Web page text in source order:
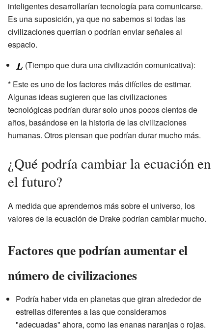
inteligentes desarrollarían tecnología para comunicarse.
Es una suposición, ya que no sabemos si todas las
civilizaciones querrían o podrían enviar señales al
espacio.
(Tiempo que dura una civilización comunicativa):
* Este es uno de los factores más difíciles de estimar.
Algunas ideas sugieren que las civilizaciones
tecnológicas podrían durar solo unos pocos cientos de
años, basándose en la historia de las civilizaciones
humanas. Otros piensan que podrían durar mucho más.
¿Qué podría cambiar la ecuación en
el futuro?
A medida que aprendemos más sobre el universo, los
valores de la ecuación de Drake podrían cambiar mucho.
Factores que podrían aumentar el
número de civilizaciones
Podría haber vida en planetas que giran alrededor de
estrellas diferentes a las que consideramos
"adecuadas" ahora, como las enanas naranjas o rojas.